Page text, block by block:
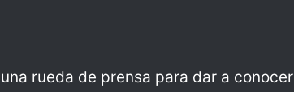
rueda de prensa para dar a conocer